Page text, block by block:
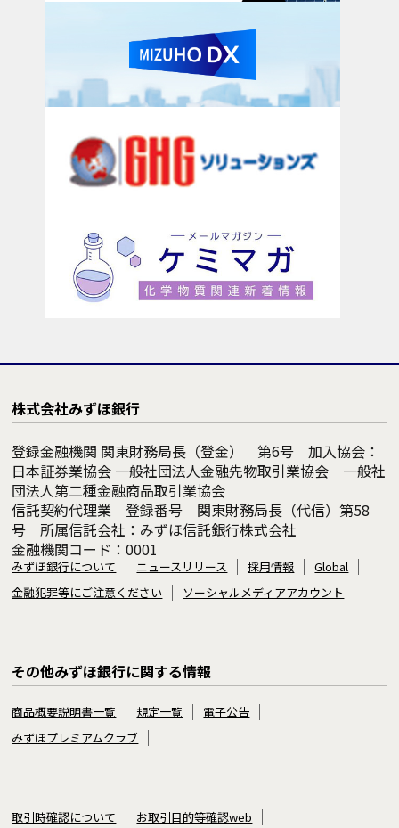
株式会社みずほ銀行
登録金融機関 関東財務局長（登金） 第6号 加入協会：
日本証券業協会 一般社団法人金融先物取引業協会 一般社
団法人第二種金融商品取引業協会
信託契約代理業 登録番号 関東財務局長（代信）第58
号 所属信託会社：みずほ信託銀行株式会社
金融機関コード：0001
みずほ銀行について ニュースリリース 採用情報
Global
金融犯罪等にご注意ください
ソーシャルメディアアカウント
その他みずほ銀行に関する情報
商品概要説明書一覧 規定一覧
電子公告
みずほプレミアムクラブ
取引時確認について
お取引目的等確認web